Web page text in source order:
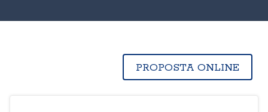
PROPOSTA ONLINE